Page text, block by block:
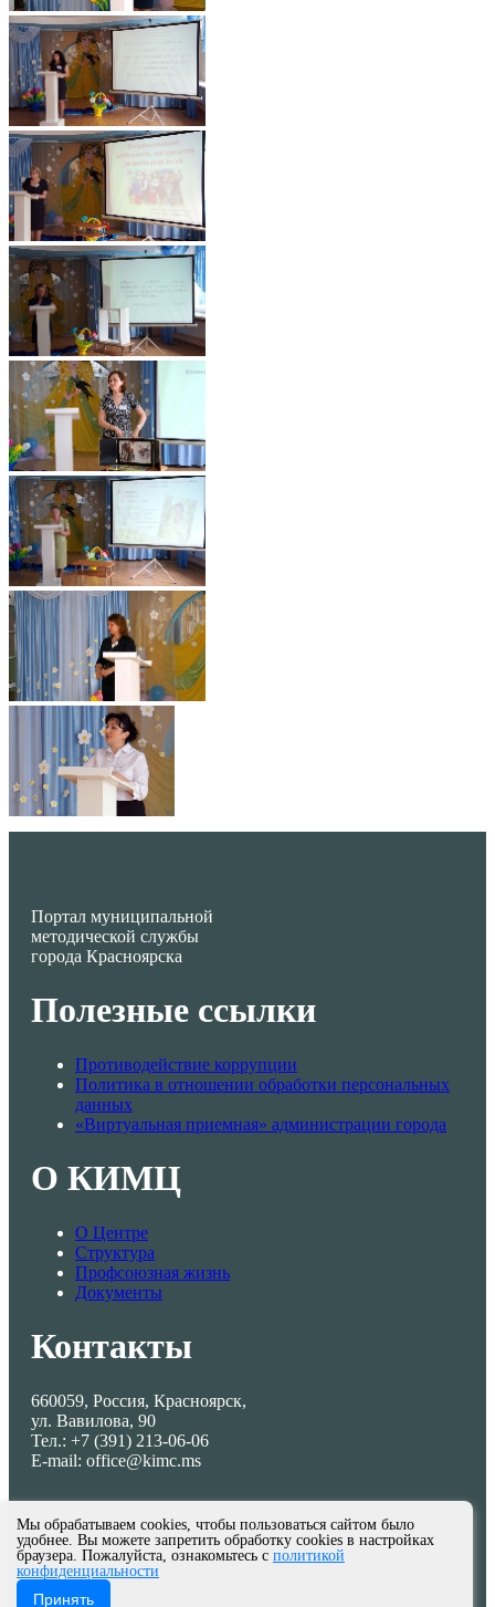
Портал муниципальной
методической службы
города Красноярска
Полезные ссылки
Противодействие коррупции
Политика в отношении обработки персональных
данных
«Виртуальная приемная» администрации города
О КИМЦ
О Центре
Структура
Профсоюзная жизнь
Документы
Контакты
660059, Россия, Красноярск,
ул. Вавилова, 90
Тел.: +7 (391) 213-06-06
E-mail: office@kimc.ms
© МКУ КИМЦ 2013-2026
Мы обрабатываем cookies, чтобы пользоваться сайтом было
удобнее. Вы можете запретить обработку cookies в настройках
браузера. Пожалуйста, ознакомьтесь с политикой
конфиденциальности
Принять